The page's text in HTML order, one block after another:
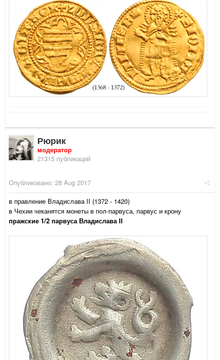
Рюрик
модератор
21315 публикаций
Опубликовано: 28 Aug 2017
в правление Владислава II (1372 - 1420)
в Чехии чеканятся монеты в пол-парвуса, парвус и крону
пражские 1/2 парвуса Владислава II